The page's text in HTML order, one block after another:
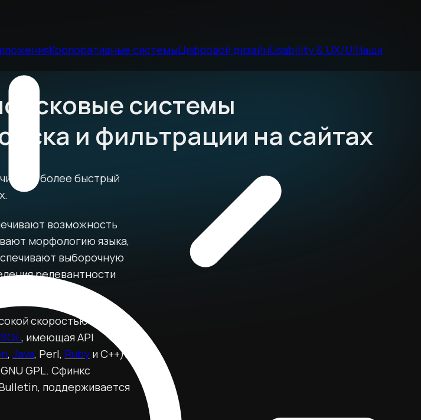
Корпоративные системыЦифровой дизайнUsability & UX/UIНаши
системы
и фильтрации на сайтах
более быстрый
возможность
морфологию языка,
выборочную
релевантности
скоростью
, имеющая API
,Java, Perl, Ruby и C++).
GPL. Сфинкс
поддерживается